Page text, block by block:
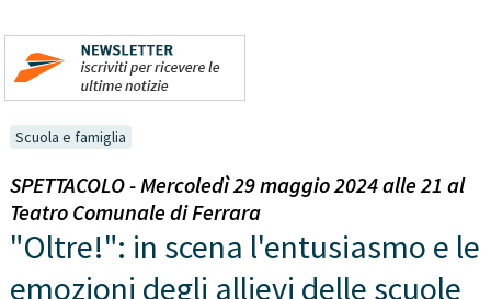
Scuola e famiglia
SPETTACOLO - Mercoledì 29 maggio 2024 alle 21 al
Teatro Comunale di Ferrara
"Oltre!": in scena l'entusiasmo e le
emozioni degli allievi delle scuole